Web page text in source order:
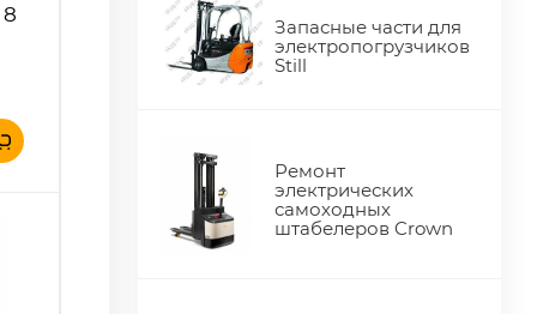
Запасные части для
электропогрузчиков
Still
Ремонт
электрических
самоходных
штабелеров Crown